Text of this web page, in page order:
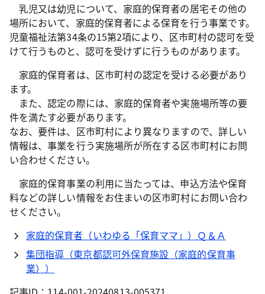
乳児又は幼児について、家庭的保育者の居宅その他の
場所において、家庭的保育者による保育を行う事業です。
児童福祉法第34条の15第2項により、区市町村の認可を受
けて行うものと、認可を受けずに行うものがあります。
家庭的保育者は、区市町村の認定を受ける必要があり
ます。
また、認定の際には、家庭的保育者や実施場所等の要
件を満たす必要があります。
なお、要件は、区市町村により異なりますので、詳しい
情報は、事業を行う実施場所が所在する区市町村にお問
い合わせください。
家庭的保育事業の利用に当たっては、申込方法や保育
料などの詳しい情報をお住まいの区市町村にお問い合わ
せください。
家庭的保育者（いわゆる「保育ママ」）Ｑ＆Ａ
集団指導（東京都認可外保育施設（家庭的保育事
業））